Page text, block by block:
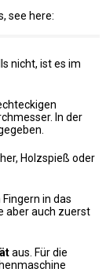
see here:
nicht, ist es im
In der
Holzspieß oder
in das
aber auch zuerst
aus. Für die